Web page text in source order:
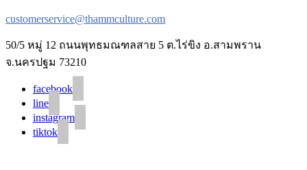
customerservice@thammculture.com
50/5 หมู่ 12 ถนนพุทธมณฑลสาย 5 ต.ไร่ขิง อ.สามพราน
จ.นครปฐม 73210
facebook
line
instagram
tiktok